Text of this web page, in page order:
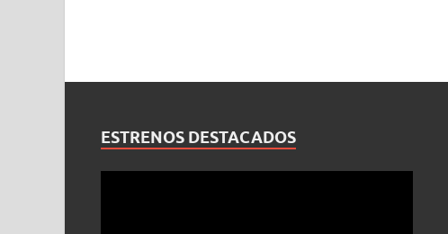
ESTRENOS DESTACADOS